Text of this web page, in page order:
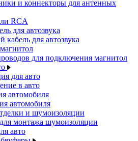
и коннекторы для антенных
RCA
для автозвука
кабель для автозвука
для подключения магнитол
для авто
в авто
автомобиля
автомобиля
и шумоизоляции
монтажа шумоизоляции
авто